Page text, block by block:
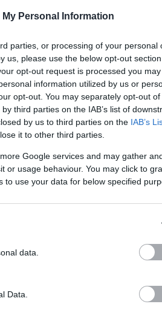
My Personal Information
parties, or processing of your personal
us, please use the below opt-out
opt-out request is processed you may
information utilized by us or
opt-out. You may separately opt-out of
third parties on the IAB’s list of
by us to third parties on the IAB’s
it to other third parties.
Google services and may gather
or usage behaviour. You may click to
use your data for below specified
data.
Data.